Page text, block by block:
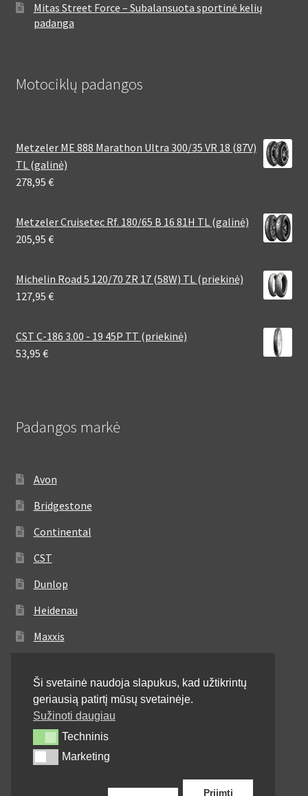
Mitas Street Force – Subalansuota sportinė kelių
padanga
Motociklų padangos
Metzeler ME 888 Marathon Ultra 300/35 VR 18 (87V)
TL (galinė)
278,95 €
Metzeler Cruisetec Rf. 180/65 B 16 81H TL (galinė)
205,95 €
Michelin Road 5 120/70 ZR 17 (58W) TL (priekinė)
127,95 €
CST C-186 3.00 - 19 45P TT (priekinė)
53,95 €
Padangos markė
Avon
Bridgestone
Continental
CST
Dunlop
Heidenau
Maxxis
Michelin
Mitas
Pirelli
Shinko
Ši svetainė naudoja slapukus, kad užtikrintų
geriausią patirtį mūsų svetainėje.
Sužinoti daugiau
TechninisTechninis
MarketingMarketing
Priimti